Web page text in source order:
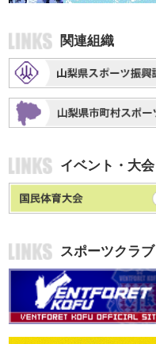
関連組織
イベント・大会
スポーツクラブ